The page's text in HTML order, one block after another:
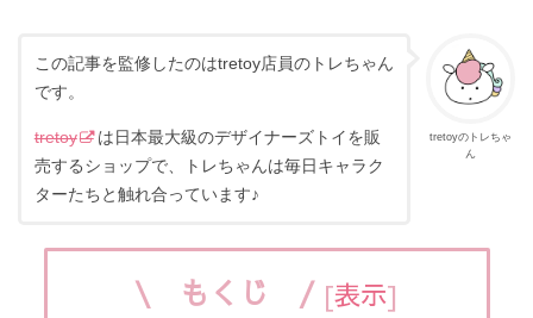
tretoyのトレちゃ
ん
この記事を監修したのはtretoy店員のトレちゃん
です。
tretoy
は日本最大級のデザイナーズトイを販
売するショップで、トレちゃんは毎日キャラク
ターたちと触れ合っています♪
\ もくじ / [表示]